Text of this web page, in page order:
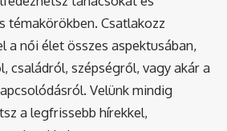
témakörökben. Csatlakozz
a női élet összes aspektusában,
családról, szépségről, vagy akár a
Velünk mindig
a legfrissebb hírekkel,